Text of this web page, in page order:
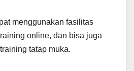
menggunakan fasilitas
online, dan bisa juga
tatap muka.